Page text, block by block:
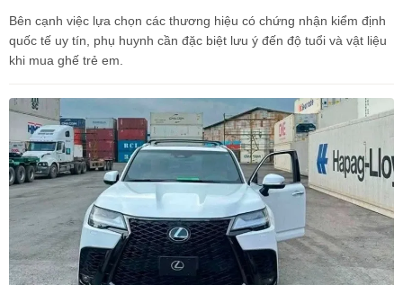
Bên cạnh việc lựa chọn các thương hiệu có chứng nhận kiểm định
quốc tế uy tín, phụ huynh cần đặc biệt lưu ý đến độ tuổi và vật liệu
khi mua ghế trẻ em.